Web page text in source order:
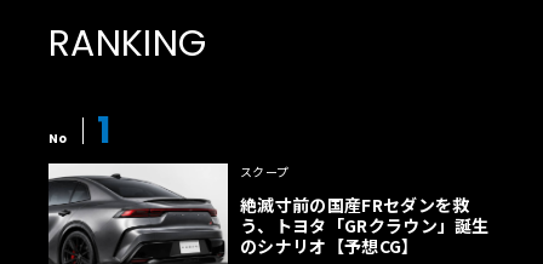
RANKING
No 1
スクープ
絶滅寸前の国産FRセダンを救
う、トヨタ「GRクラウン」誕生
のシナリオ【予想CG】